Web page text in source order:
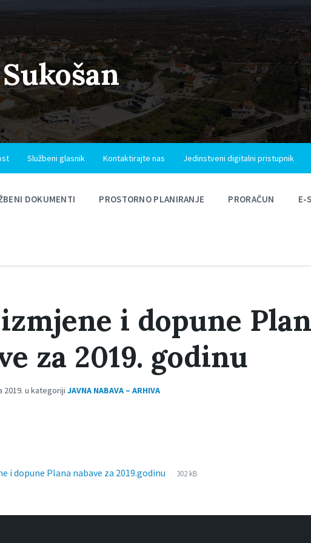
Službeni glasnik Kontaktirajte nas Jedinstveni digitalni pristupnik
DOKUMENTI PROSTORNO PLANIRANJE PRORAČUN E-
i dopune
za 2019. godinu
2019. u kategorijiJAVNA NABAVA – ARHIVA
i dopune Plana nabave za 2019.godinu
File
pdf
File
302 kB